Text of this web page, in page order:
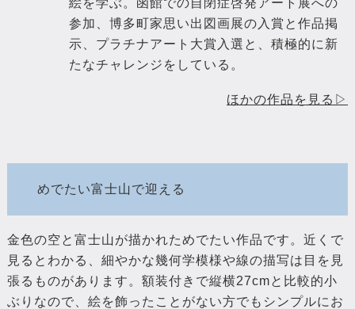
参加、博多町家思い出図画展の入賞と作品掲
示、プラチナアート大賞入選と、積極的に新
たなチャレンジをしている。
ほかの作品を見る▷
めでたい富士山で迎える
金色の空と富士山が描かれためでたい作品です。近くで
見るとわかる、細やかな幾何学模様や線の描写は目を見
張るものがあります。額装付きで縦横27cmと比較的小
ぶりなので、絵を飾ったことがない方でもシンプルにお